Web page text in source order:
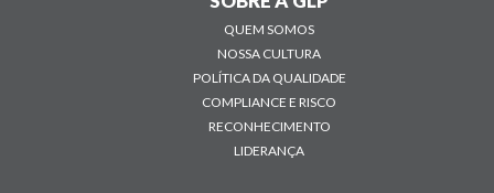
QUEM SOMOS
NOSSA CULTURA
POLÍTICA DA QUALIDADE
COMPLIANCE E RISCO
RECONHECIMENTO
LIDERANÇA